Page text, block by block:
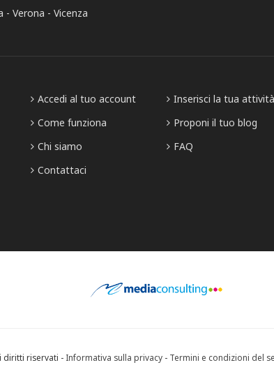
Verona Vicenza
Accedi al tuo account
Come funziona
Chi siamo
Contattaci
Inserisci la tua attività
Proponi il tuo blog
FAQ
diritti riservati - Informativa sulla privacy - Termini e condizioni del